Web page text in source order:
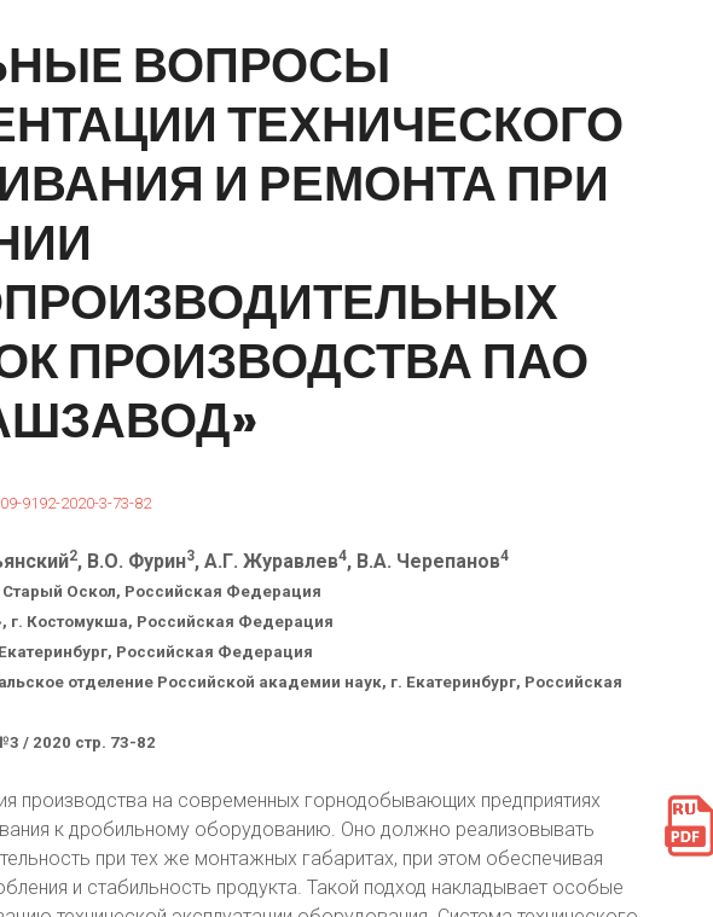
Выставки, Конференции
ВОПРОСЫ
ТЕХНИЧЕСКОГО
И РЕМОНТАПРИ
ПРОИЗВОДСТВАПАО
9192-2020-3-73-82
2, В.О. Фурин3, А.Г. Журавлев4, В.А. Черепанов4
Старый Оскол, Российская Федерация
г. Костомукша, Российская Федерация
Российская Федерация
отделение Российской академии наук, г. Екатеринбург, Российская
/ 2020 стр. 73-82
производства на современных горнодобывающих предприятиях
к дробильному оборудованию. Оно должно реализовывать
при тех же монтажных габаритах, при этом обеспечивая
и стабильность продукта. Такой подход накладывает особые